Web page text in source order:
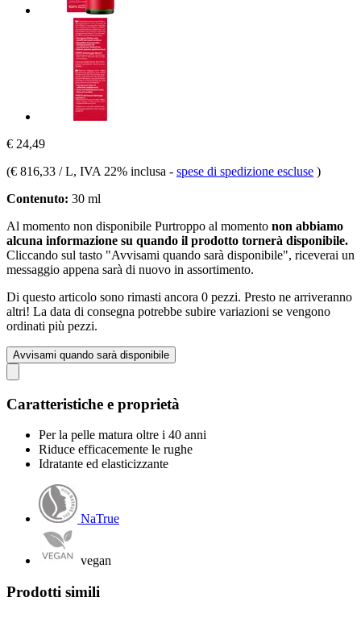
€ 24,49
(€ 816,33 / L, IVA 22% inclusa - spese di spedizione escluse )
Contenuto: 30 ml
Al momento non disponibile Purtroppo al momento non abbiamo
alcuna informazione su quando il prodotto tornerà disponibile.
Cliccando sul tasto "Avvisami quando sarà disponibile", riceverai un
messaggio appena sarà di nuovo in assortimento.
Di questo articolo sono rimasti ancora 0 pezzi. Presto ne arriveranno
altri! La data di consegna potrebbe subire variazioni se vengono
ordinati più pezzi.
Avvisami quando sarà disponibile
Caratteristiche e proprietà
Per la pelle matura oltre i 40 anni
Riduce efficacemente le rughe
Idratante ed elasticizzante
NaTrue
vegan
Prodotti simili